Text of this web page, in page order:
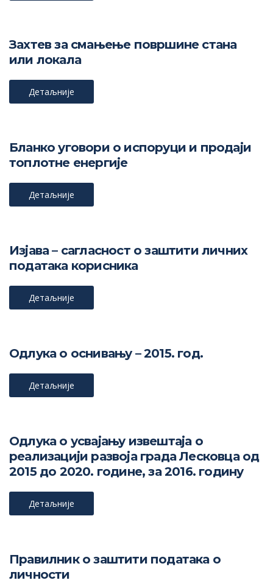
Захтев за смањење површине стана
или локала
Детаљније
Бланко уговори о испоруци и продаји
топлотне енергије
Детаљније
Изјава – сагласност о заштити личних
података корисника
Детаљније
Одлука о оснивању – 2015. год.
Детаљније
Одлука о усвајању извештаја о
реализацији развоја града Лесковца од
2015 до 2020. године, за 2016. годину
Детаљније
Правилник о заштити података о
личности